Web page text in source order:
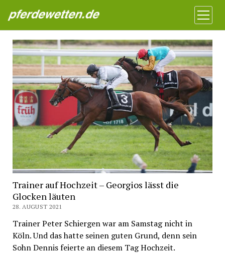
Pferdewetten News
Menü
öffnen
Trainer auf Hochzeit – Georgios lässt die
Glocken läuten
28. AUGUST 2021
Trainer Peter Schiergen war am Samstag nicht in
Köln. Und das hatte seinen guten Grund, denn sein
Sohn Dennis feierte an diesem Tag Hochzeit.